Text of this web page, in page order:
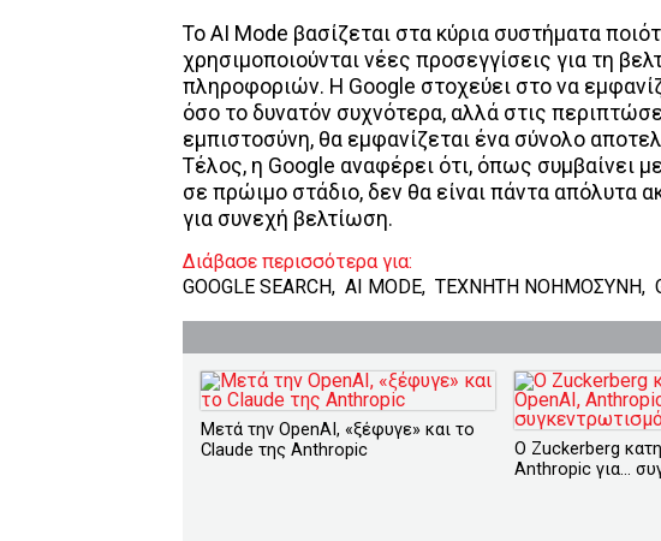
Το AI Mode βασίζεται στα κύρια συστήματα
χρησιμοποιούνται νέες προσεγγίσεις για τη
πληροφοριών. Η Google στοχεύει στο να
όσο το δυνατόν συχνότερα, αλλά στις
εμπιστοσύνη, θα εμφανίζεται ένα σύνολο
Τέλος, η Google αναφέρει ότι, όπως συμβαίνει
σε πρώιμο στάδιο, δεν θα είναι πάντα απόλυτα
για συνεχή βελτίωση.
Διάβασε περισσότερα για:
GOOGLE SEARCH, AI MODE, ΤΕΧΝΗΤΗ ΝΟΗΜΟΣΥΝΗ,
Μετά την OpenAI, «ξέφυγε» και το
Claude της Anthropic
O Zuckerberg
Anthropic για...